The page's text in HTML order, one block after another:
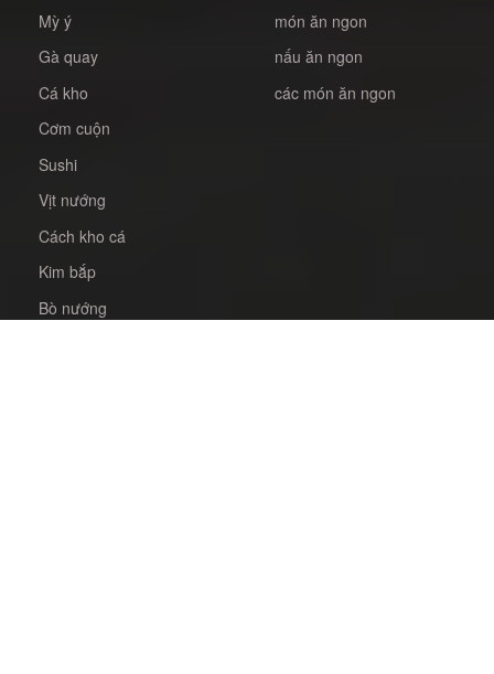
Mỳ ý
Gà quay
Cá kho
Cơm cuộn
Sushi
Vịt nướng
Cách kho cá
Kim bắp
Bò nướng
món ăn ngon
nấu ăn ngon
các món ăn ngon